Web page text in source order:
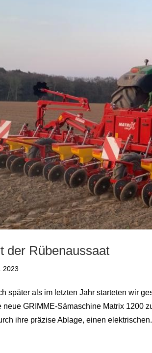
der Rübenaussaat
2023
später als im letzten Jahr starteten wir
neue GRIMME-Sämaschine Matrix 1200
ihre präzise Ablage, einen